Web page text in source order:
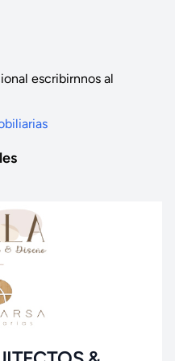
escribirnnos al